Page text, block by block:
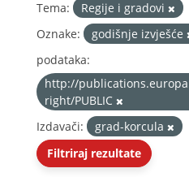
Tema: Regije i gradovi
Oznake:
godišnje izvješće
podataka:
http://
right/PUBLIC
Izdavači:
grad-korcula
Filtriraj rezultate